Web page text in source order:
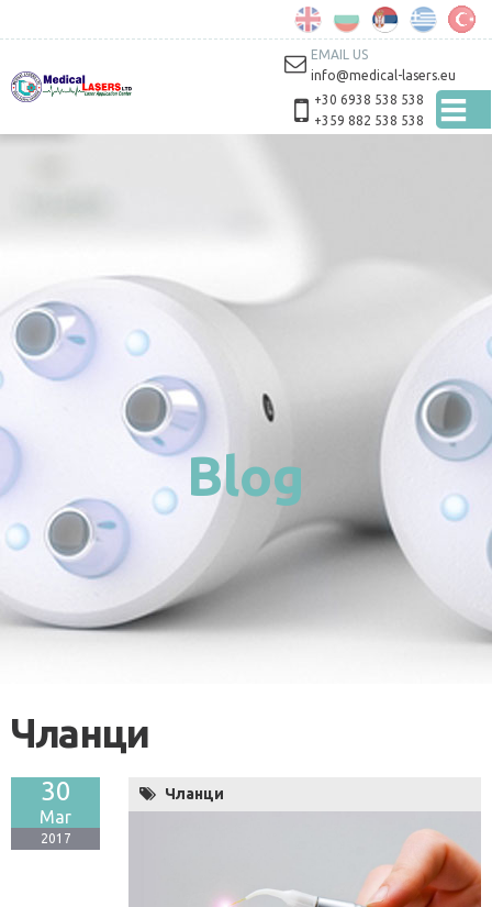
+30 6938 538 538
+359 882 538 538
EMAIL US
info@medical-lasers.eu
Blog
Чланци
30
Mar
2017
Чланци